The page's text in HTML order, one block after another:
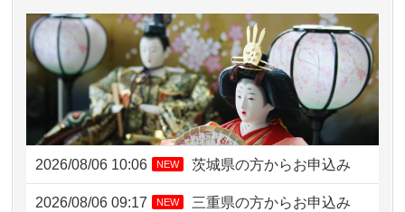
2026/08/06 10:06 NEW 茨城県の方からお申込み
2026/08/06 09:17 NEW 三重県の方からお申込み